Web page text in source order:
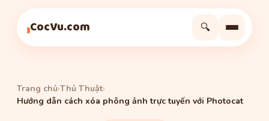
CocVu.com 🔍
Trang chủ›Thủ Thuật›
Hướng dẫn cách xóa phông ảnh trực tuyến với Photocat
Thủ Thuật
Thủ Thuật
Thủ Thuật